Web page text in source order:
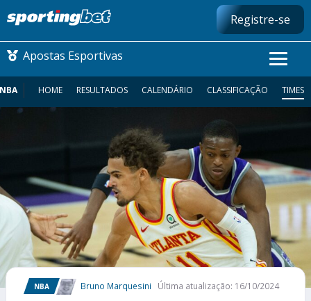
Registre-se
Apostas Esportivas
CONMEBOL LIBERTADORES
FUTEBOL NACIONAL
FUTEBOL INTERNACIONAL
COMO APOSTAR
MAIS ESPORTES
NBA HOME RESULTADOS CALENDÁRIO CLASSIFICAÇÃO TIMES
NBA Bruno Marquesini Última atualização: 16/10/2024